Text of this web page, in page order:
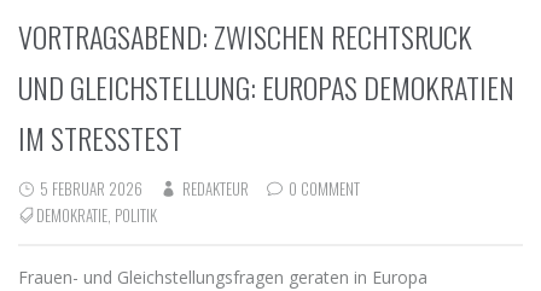
VORTRAGSABEND: ZWISCHEN RECHTSRUCK
UND GLEICHSTELLUNG: EUROPAS DEMOKRATIEN
IM STRESSTEST
5 FEBRUAR 2026 REDAKTEUR
0 COMMENT
DEMOKRATIE, POLITIK
Frauen- und Gleichstellungsfragen geraten in Europa